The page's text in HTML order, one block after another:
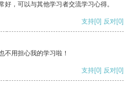
好，可以与其他学习者交流学习心得。
支持[0] 反对[0]
不用担心我的学习啦！
支持[0] 反对[0]